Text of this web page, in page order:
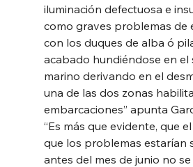
iluminación defectuosa e
como graves problemas de
con los duques de alba ó
acabado hundiéndose en el
marino derivando en el
una de las dos zonas
embarcaciones” apunta
“Es más que evidente, que
que los problemas estarían
antes del mes de junio no